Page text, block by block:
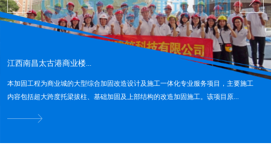
江西南昌太古港商业楼...
本加固工程为商业城的大型综合加固改造设计及施工一体化专业服务项目，主要施工
内容包括超大跨度托梁拔柱、基础加固及上部结构的改造加固施工。该项目原...